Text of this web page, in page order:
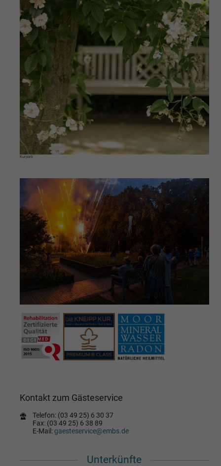
Kurpark
Kontakt zum Gästeservice
Telefon: (03 49 25) 6 30 37
Fax: (03 49 25) 6 38 89
E-Mail:gaesteservice@embs.de
Unterkünfte